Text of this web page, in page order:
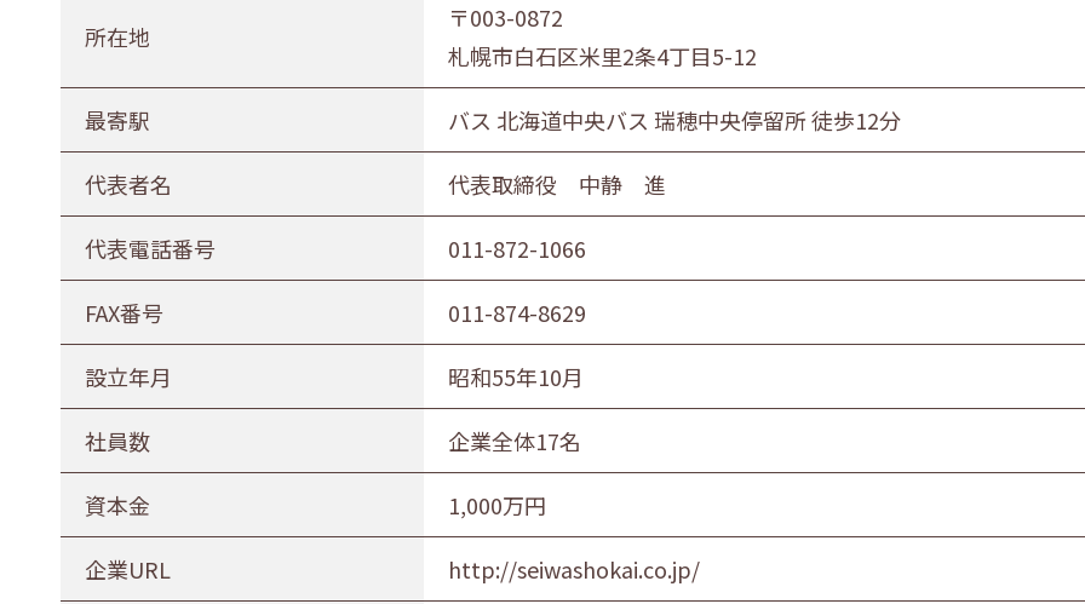
所在地
〒003-0872
札幌市白石区米里2条4丁目5-12
最寄駅 バス 北海道中央バス 瑞穂中央停留所 徒歩12分
代表者名 代表取締役 中静 進
代表電話番号 011-872-1066
FAX番号 011-874-8629
設立年月 昭和55年10月
社員数 企業全体17名
資本金 1,000万円
企業URL http://seiwashokai.co.jp/